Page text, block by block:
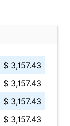
$ 3,157.43
$ 3,157.43
$ 3,157.43
$ 3,157.43